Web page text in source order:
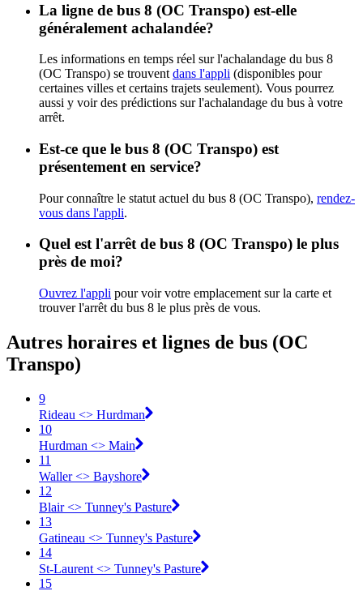
La ligne de bus 8 (OC Transpo) est-elle
généralement achalandée?
Les informations en temps réel sur l'achalandage du bus 8
(OC Transpo) se trouvent dans l'appli (disponibles pour
certaines villes et certains trajets seulement). Vous pourrez
aussi y voir des prédictions sur l'achalandage du bus à votre
arrêt.
Est-ce que le bus 8 (OC Transpo) est
présentement en service?
Pour connaître le statut actuel du bus 8 (OC Transpo), rendez-
vous dans l'appli.
Quel est l'arrêt de bus 8 (OC Transpo) le plus
près de moi?
Ouvrez l'appli pour voir votre emplacement sur la carte et
trouver l'arrêt du bus 8 le plus près de vous.
Autres horaires et lignes de bus (OC
Transpo)
9
Rideau <​> Hurdman
10
Hurdman <​> Main
11
Waller <​> Bayshore
12
Blair <​> Tunney's Pasture
13
Gatineau <​> Tunney's Pasture
14
St-Laurent <​> Tunney's Pasture
15